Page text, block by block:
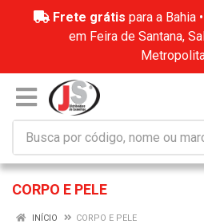
Frete grátis para a Bahia •
em Feira de Santana,
CORPO E PELE
INÍCIO CORPO E PELE